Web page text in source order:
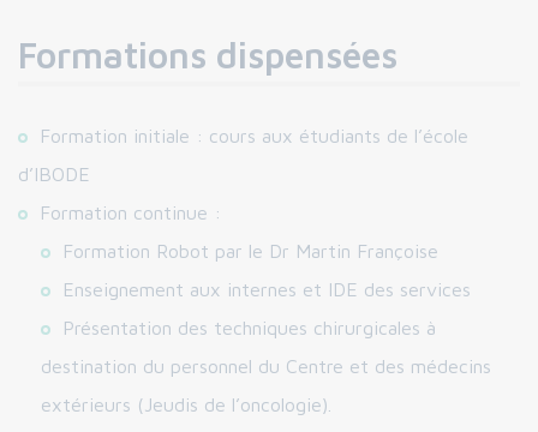
Formations dispensées
Formation initiale : cours aux étudiants de l’école
d’IBODE
Formation continue :
Formation Robot par le Dr Martin Françoise
Enseignement aux internes et IDE des services
Présentation des techniques chirurgicales à
destination du personnel du Centre et des médecins
extérieurs (Jeudis de l’oncologie).